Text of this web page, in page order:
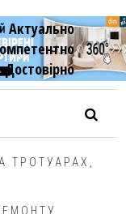
Актуально
Достовiрно
ТРОТУАРАХ,